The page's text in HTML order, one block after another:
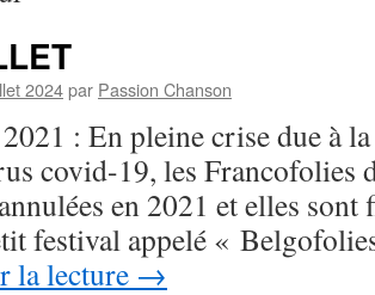
2024par Passion Chanson
: En pleine crise due à
covid-19, les Francofolies
en 2021 et elles sont
festival appelé «
la lecture →